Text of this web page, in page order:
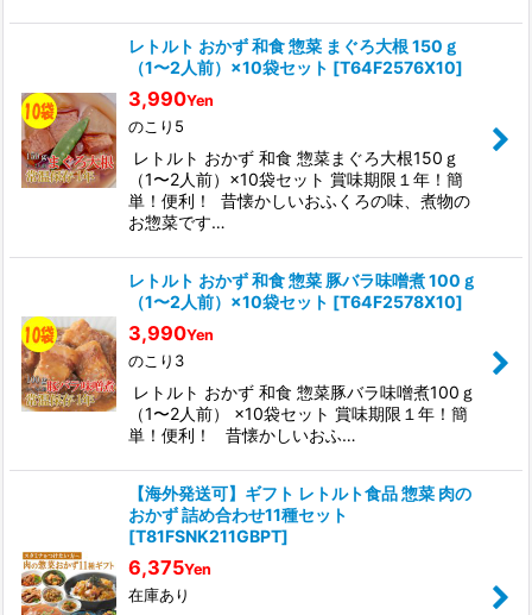
レトルト おかず 和食 惣菜 まぐろ大根 150ｇ
（1〜2人前）×10袋セット [T64F2576X10]
3,990Yen
のこり5
レトルト おかず 和食 惣菜まぐろ大根150ｇ
（1〜2人前）×10袋セット 賞味期限１年！簡
単！便利！ 昔懐かしいおふくろの味、煮物の
お惣菜です…
レトルト おかず 和食 惣菜 豚バラ味噌煮 100ｇ
（1〜2人前）×10袋セット [T64F2578X10]
3,990Yen
のこり3
レトルト おかず 和食 惣菜豚バラ味噌煮100ｇ
（1〜2人前） ×10袋セット 賞味期限１年！簡
単！便利！ 昔懐かしいおふ…
【海外発送可】ギフト レトルト食品 惣菜 肉の
おかず 詰め合わせ11種セット
[T81FSNK211GBPT]
6,375Yen
在庫あり